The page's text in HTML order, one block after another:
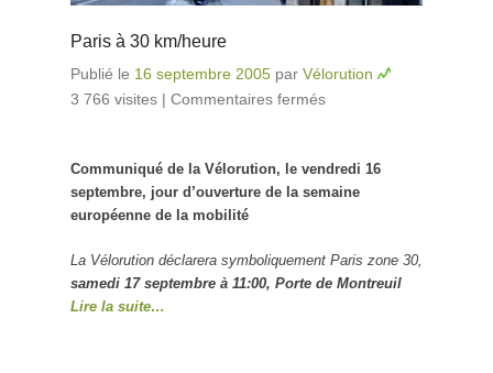
Paris à 30 km/heure
Publié le 16 septembre 2005 par Vélorution
3 766 visites | Commentaires fermés
Communiqué de la Vélorution, le vendredi 16
septembre, jour d’ouverture de la semaine
européenne de la mobilité
La Vélorution déclarera symboliquement Paris zone 30,
samedi 17 septembre à 11:00, Porte de Montreuil
Lire la suite…